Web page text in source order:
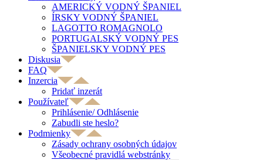
AMERICKÝ VODNÝ ŠPANIEL
ÍRSKY VODNÝ ŠPANIEL
LAGOTTO ROMAGNOLO
PORTUGALSKÝ VODNÝ PES
ŠPANIELSKY VODNÝ PES
Diskusia
FAQ
Inzercia
Pridať inzerát
Používateľ
Prihlásenie/ Odhlásenie
Zabudli ste heslo?
Podmienky
Zásady ochrany osobných údajov
Všeobecné pravidlá webstránky